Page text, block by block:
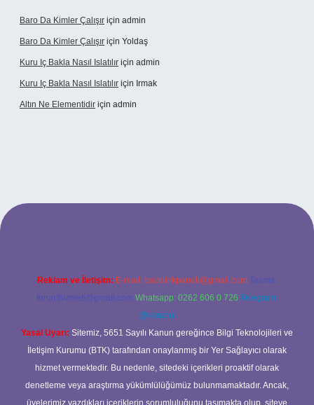
Baro Da Kimler Çalışır için admin
Baro Da Kimler Çalışır için Yoldaş
Kuru Iç Bakla Nasıl Islatılır için admin
Kuru Iç Bakla Nasıl Islatılır için Irmak
Altın Ne Elementidir için admin
Reklam ve İletişim: E-mail: backlinkpaneli@gmail.com Teams:
forumhizmeti@gmail.com Whatsapp: 0262 606 0 726 Telegram:
@karabul
Yasal Uyarı: Sitemiz, 5651 Sayılı Kanun gereğince Bilgi Teknolojileri ve
İletişim Kurumu (BTK) tarafından onaylanmış bir Yer Sağlayıcı olarak
hizmet vermektedir. Bu nedenle, sitedeki içerikleri proaktif olarak
denetleme veya araştırma yükümlülüğümüz bulunmamaktadır. Ancak,
üyelerimiz yazdıkları içeriklerin sorumluluğunu taşımakta olup, siteye